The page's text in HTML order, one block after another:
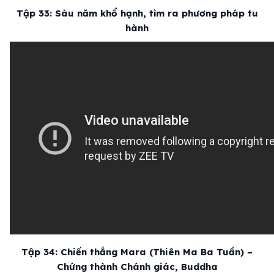
Tập 33: Sáu năm khổ hạnh, tìm ra phương pháp tu
hành
Tập 34: Chiến thắng Mara (Thiên Ma Ba Tuần) –
Chứng thành Chánh giác, Buddha